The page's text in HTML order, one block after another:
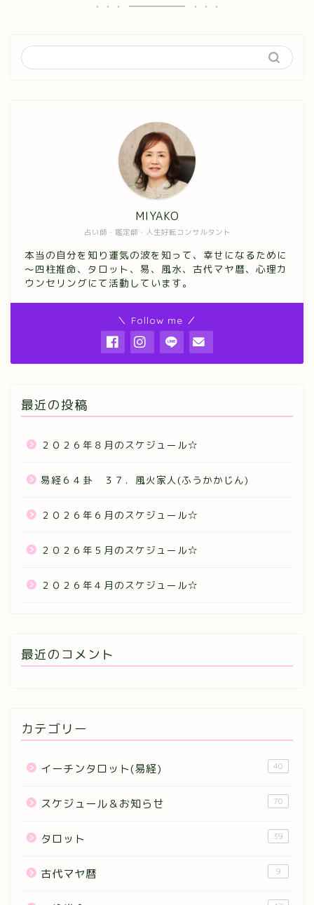
占い師・鑑定師・人生好転コンサルタント
MIYAKO
本当の自分を知り運気の波を知って、幸せになるために
～四柱推命、タロット、易、風水、古代マヤ暦、心理カ
ウンセリングにて活動しています。
＼ Follow me ／
最近の投稿
２０２６年８月のスケジュール☆
易経６４卦 ３７．風火家人(ふうかかじん)
２０２６年６月のスケジュール☆
２０２６年５月のスケジュール☆
２０２６年４月のスケジュール☆
最近のコメント
カテゴリー
イーチンタロット(易経) 40
スケジュール＆お知らせ 70
タロット 39
古代マヤ暦 9